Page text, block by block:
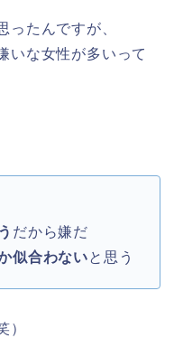
ったんですが、
いな女性が多いって
だから嫌だ
似合わないと思う
）